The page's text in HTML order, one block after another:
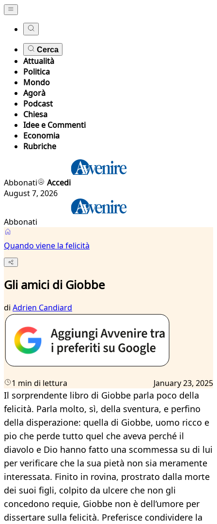
Cerca
Attualità
Politica
Mondo
Agorà
Podcast
Chiesa
Idee e Commenti
Economia
Rubriche
Abbonati
Accedi
August 7, 2026
Abbonati
Quando viene la felicità
Gli amici di Giobbe
di Adrien Candiard
1 min di lettura January 23, 2025
Il sorprendente libro di Giobbe parla poco della
felicità. Parla molto, sì, della sventura, e perfino
della disperazione: quella di Giobbe, uomo ricco e
pio che perde tutto quel che aveva perché il
diavolo e Dio hanno fatto una scommessa su di lui
per verificare che la sua pietà non sia meramente
interessata. Finito in rovina, prostrato dalla morte
dei suoi figli, colpito da ulcere che non gli
concedono requie, Giobbe non è dell’umore per
dissertare sulla felicità. Preferisce condividere la